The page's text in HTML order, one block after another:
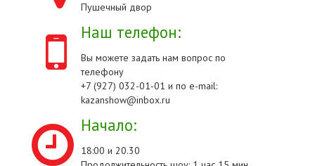
Пушечный двор
Наш телефон:
Вы можете задать нам вопрос по
телефону
+7 (927) 032-01-01 и по e-mail:
kazanshow@inbox.ru
Начало:
18:00 и 20.30